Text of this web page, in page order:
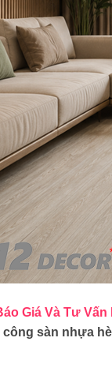
Giá Và Tư Vấn
công sàn nhựa